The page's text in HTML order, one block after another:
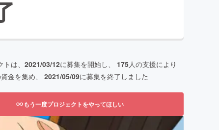
は、 2021/03/12に募集を開始し、 175人の支援により
金を集め、 2021/05/09に募集を終了しました
もう一度プロジェクトをやってほしい